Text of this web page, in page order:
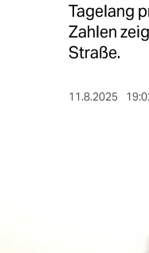
Tagelang
Zahlen
Straße.
11.8.2025